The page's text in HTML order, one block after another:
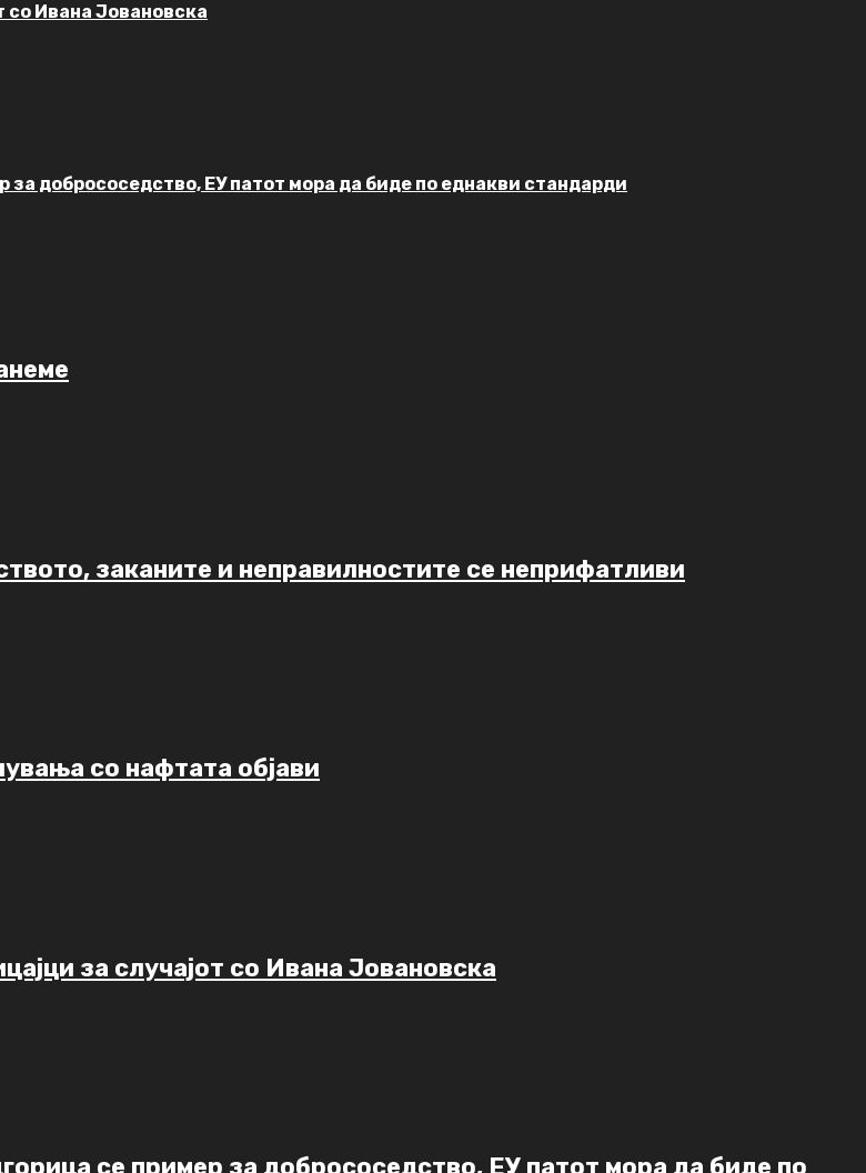
со Ивана Јовановска
добрососедство, ЕУ патот мора да биде по еднакви стандарди
заканите и неправилностите се неприфатливи
со нафтата објави
за случајот со Ивана Јовановска